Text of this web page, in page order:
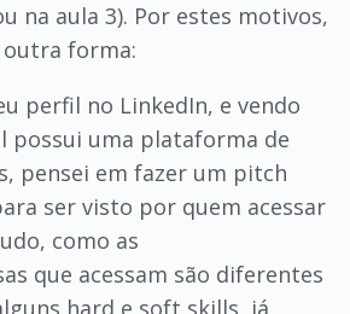
na aula 3). Por estes motivos,
outra forma:
perfil no LinkedIn, e vendo
possui uma plataforma de
pensei em fazer um pitch
ser visto por quem acessar
como as
que acessam são diferentes
hard e soft skills, já